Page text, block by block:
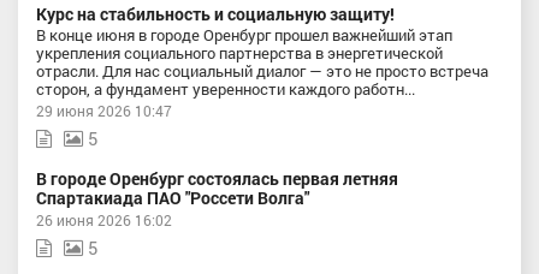
Курс на стабильность и социальную защиту!
В конце июня в городе Оренбург прошел важнейший этап
укрепления социального партнерства в энергетической
отрасли. Для нас социальный диалог — это не просто встреча
сторон, а фундамент уверенности каждого работн...
29 июня 2026 10:47
5
В городе Оренбург состоялась первая летняя
Спартакиада ПАО "Россети Волга"
26 июня 2026 16:02
5